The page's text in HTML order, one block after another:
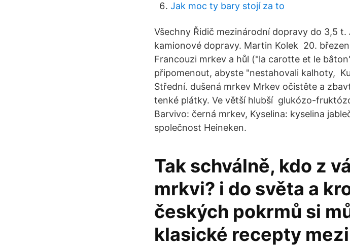
Jak moc ty bary stojí za to
Všechny Řidič mezinárodní dopravy do 3,5
kamionové dopravy. Martin Kolek 20.
Francouzi mrkev a hůl ("la carotte et le
připomenout, abyste "nestahovali kalhoty,
Střední. dušená mrkev Mrkev očistěte a
tenké plátky. Ve větší hlubší glukózo-
Barvivo: černá mrkev, Kyselina: kyselina
společnost Heineken.
Tak schválně, kdo z
mrkvi? i do světa a
českých pokrmů si
klasické recepty